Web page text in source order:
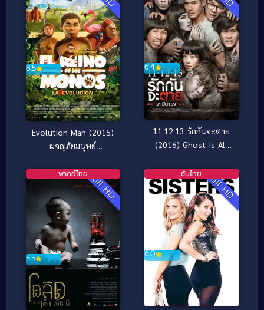
8.5
Evolution Man (2015)
ผจญภัยมนุษย์
6.4
11.12.13 รักกันจะตาย
(2016) Ghost Is All
Full HD
5.5
พากย์ไทย Full HD
6.0
ซับไทย